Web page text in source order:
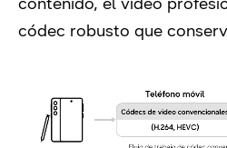
códec robusto que